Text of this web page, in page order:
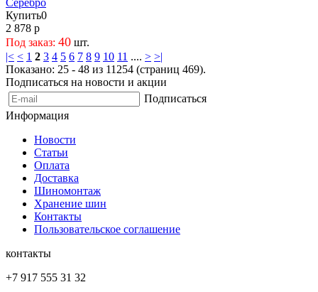
Купить0
2 878 р
Под заказ: 40 шт.
|< < 1 2 3 4 5 6 7 8 9 10 11 .... > >|
Показано: 25 - 48 из 11254 (страниц 469).
Подписаться на новости и акции
Подписаться
Информация
Новости
Статьи
Оплата
Доставка
Шиномонтаж
Хранение шин
Контакты
Пользовательское соглашение
контакты
+7 917 555 31 32